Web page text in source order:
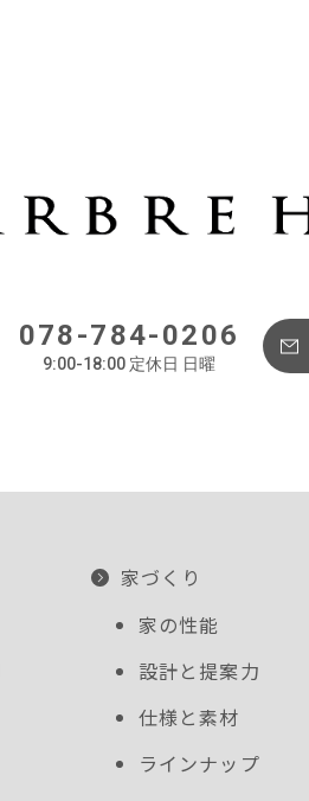
078-784-0206
9:00-18:00 定休日 日曜
家づくり
家の性能
設計と提案力
仕様と素材
ラインナップ